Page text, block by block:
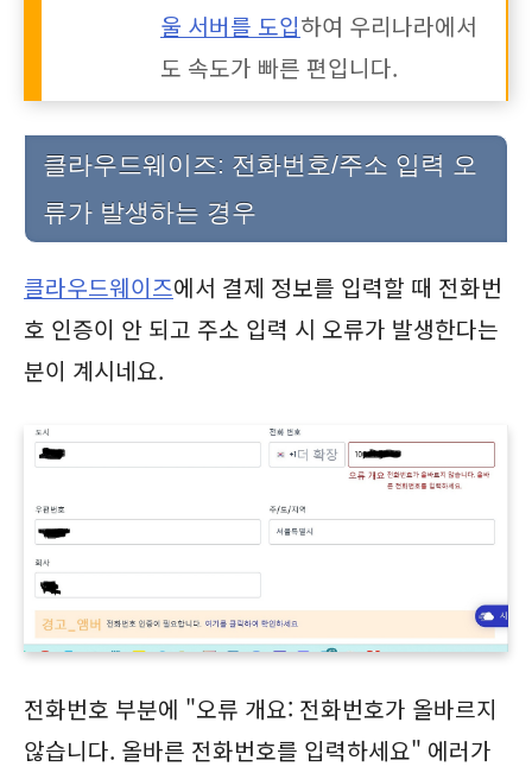
울 서버를 도입하여 우리나라에서
도 속도가 빠른 편입니다.
클라우드웨이즈: 전화번호/주소 입력 오
류가 발생하는 경우
클라우드웨이즈에서 결제 정보를 입력할 때 전화번
호 인증이 안 되고 주소 입력 시 오류가 발생한다는
분이 계시네요.
전화번호 부분에 "오류 개요: 전화번호가 올바르지
않습니다. 올바른 전화번호를 입력하세요" 에러가